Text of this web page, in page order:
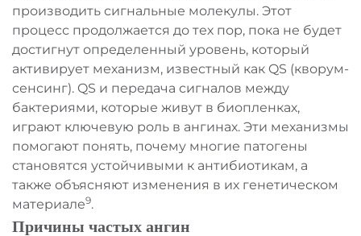
производить сигнальные молекулы. Этот
процесс продолжается до тех пор, пока не будет
достигнут определенный уровень, который
активирует механизм, известный как QS (кворум-
сенсинг). QS и передача сигналов между
бактериями, которые живут в биопленках,
играют ключевую роль в ангинах. Эти механизмы
помогают понять, почему многие патогены
становятся устойчивыми к антибиотикам, а
также объясняют изменения в их генетическом
материале9.
Причины частых ангин